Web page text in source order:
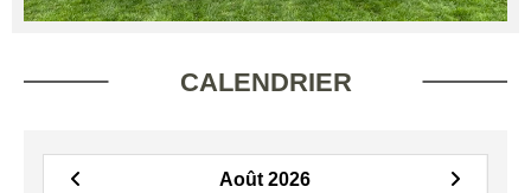
CALENDRIER
Août 2026